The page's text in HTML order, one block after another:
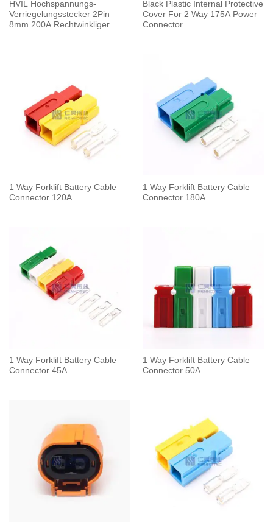
HVIL Hochspannungs-
Verriegelungsstecker 2Pin
8mm 200A Rechtwinkliger
Black Plastic Internal Protective
Cover For 2 Way 175A Power
Connector
1 Way Forklift Battery Cable
Connector 120A
1 Way Forklift Battery Cable
Connector 180A
1 Way Forklift Battery Cable
Connector 45A
1 Way Forklift Battery Cable
Connector 50A